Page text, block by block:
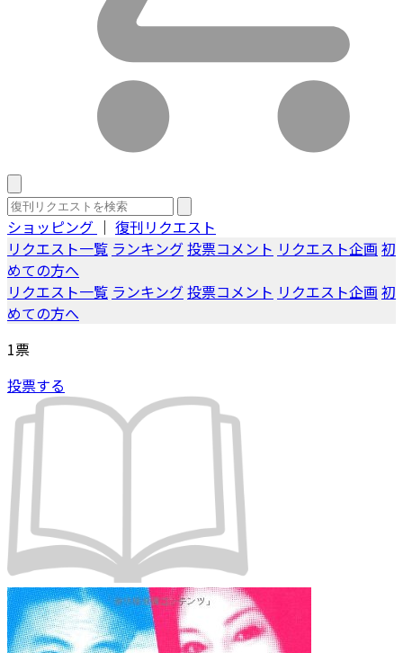
ショッピング ｜ 復刊リクエスト
リクエスト一覧 ランキング投票コメント リクエスト企画 初
めての方へ
リクエスト一覧 ランキング投票コメント リクエスト企画 初
めての方へ
1票
投票する